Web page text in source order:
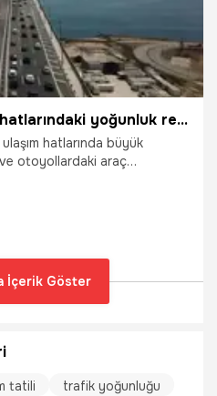
Bayram öncesi ulaşım hatlarındaki yoğunluk rekor getirdi!
hatlarında büyük
otoyollardaki araç
İçerik Göster
tatili
trafik yoğunluğu